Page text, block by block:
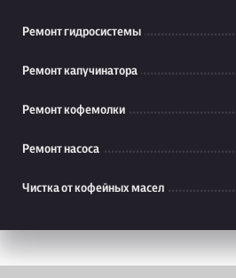
Ремонт гидросистемы
Ремонт капучинатора
Ремонт кофемолки
Ремонт насоса
Чистка от кофейных масел